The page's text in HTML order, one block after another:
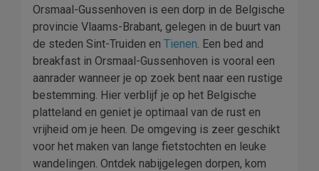
Orsmaal-Gussenhoven is een dorp in de Belgische
provincie Vlaams-Brabant, gelegen in de buurt van
de steden Sint-Truiden en Tienen. Een bed and
breakfast in Orsmaal-Gussenhoven is vooral een
aanrader wanneer je op zoek bent naar een rustige
bestemming. Hier verblijf je op het Belgische
platteland en geniet je optimaal van de rust en
vrijheid om je heen. De omgeving is zeer geschikt
voor het maken van lange fietstochten en leuke
wandelingen. Ontdek nabijgelegen dorpen, kom